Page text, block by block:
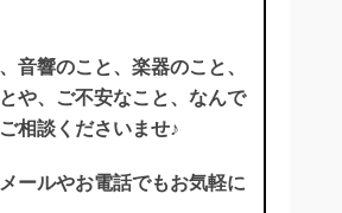
音響のこと、楽器のこと、
や、ご不安なこと、なんで
相談くださいませ♪
ールやお電話でもお気軽に